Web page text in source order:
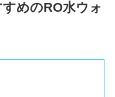
めのRO水ウォ